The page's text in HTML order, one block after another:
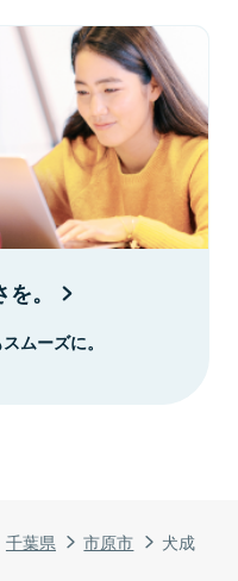
千葉県 市原市 犬成
。
ムーズに。